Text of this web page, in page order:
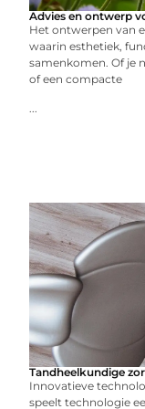
Advies en ontwerp
Het ontwerpen van
waarin esthetiek,
samenkomen. Of je
of een compacte
...
Tandheelkundige
Innovatieve
speelt technologie